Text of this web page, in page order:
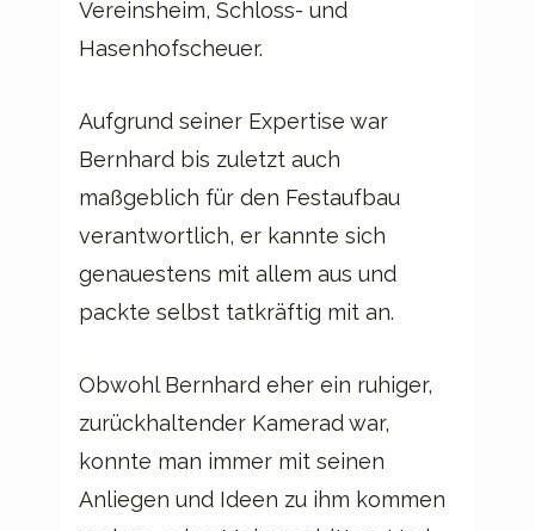
Vereinsheim, Schloss- und
Hasenhofscheuer.
Aufgrund seiner Expertise war
Bernhard bis zuletzt auch
maßgeblich für den Festaufbau
verantwortlich, er kannte sich
genauestens mit allem aus und
packte selbst tatkräftig mit an.
Obwohl Bernhard eher ein ruhiger,
zurückhaltender Kamerad war,
konnte man immer mit seinen
Anliegen und Ideen zu ihm kommen